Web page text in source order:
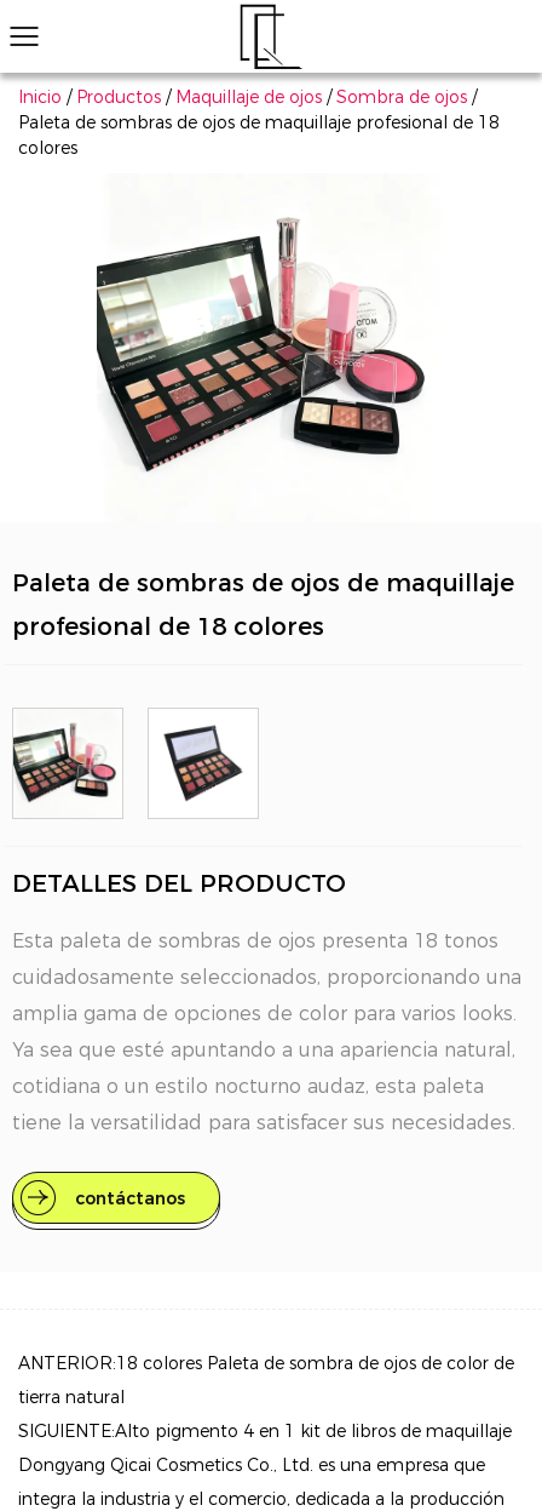
Inicio / Productos / Maquillaje de ojos /Sombra de ojos /
Paleta de sombras de ojos de maquillaje profesional de 18
colores
Paleta de sombras de ojos de maquillaje
profesional de 18 colores
DETALLES DEL PRODUCTO
Esta paleta de sombras de ojos presenta 18 tonos
cuidadosamente seleccionados, proporcionando una
amplia gama de opciones de color para varios looks.
Ya sea que esté apuntando a una apariencia natural,
cotidiana o un estilo nocturno audaz, esta paleta
tiene la versatilidad para satisfacer sus necesidades.
1. Rango de color diverso: con 18 tonos diferentes,
puede crear fácilmente una variedad de looks de
proporcionar una cobertura rica y duradera con una
aplicación mínima. La textura suave garantiza incluso
combinarse para un acabado impecable.
3. Fórmula duradera: las propiedades impermeables
y duraderas de la sombra de ojos ayudan a mantener
contáctanos
ANTERIOR:18 colores Paleta de sombra de ojos de color de
tierra natural
SIGUIENTE:Alto pigmento 4 en 1 kit de libros de maquillaje
Dongyang Qicai Cosmetics Co., Ltd. es una empresa que
integra la industria y el comercio, dedicada a la producción